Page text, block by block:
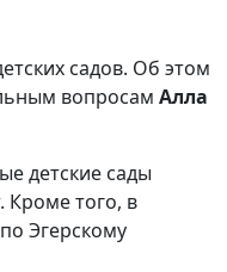
садов. Об этом
вопросам Алла
детские сады
Кроме того, в
Эгерскому